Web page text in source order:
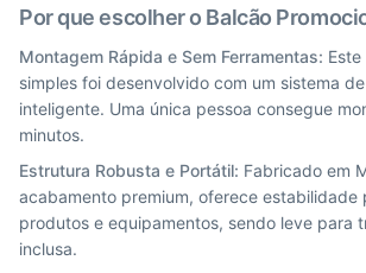
Por que escolher o Balcão
Montagem Rápida e Sem Ferramentas:
simples foi desenvolvido com um sistema
inteligente. Uma única pessoa consegue
minutos.
Estrutura Robusta e Portátil: Fabricado em
acabamento premium, oferece estabilidade
produtos e equipamentos, sendo leve para
inclusa.